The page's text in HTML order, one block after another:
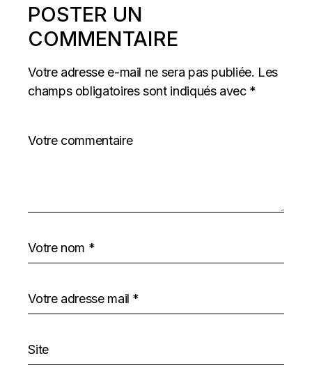
POSTER UN
COMMENTAIRE
Votre adresse e-mail ne sera pas publiée. Les
champs obligatoires sont indiqués avec *